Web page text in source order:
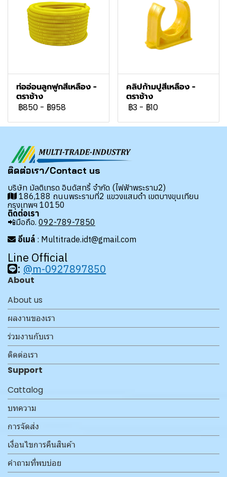
ท่ออ่อนลูกฟูกสีเหลือง -
ตราช้าง
฿850 - ฿958
คลิปก้ามปูสีเหลือง -
ตราช้าง
฿3 - ฿10
ติดต่อเรา/Contact us
บริษัท มัลติเทรด อินดัสทรี้ จำกัด (ไฟฟ้าพระราม2)
186,188 ถนนพระรามที่2 แขวงแสมดำ เขตบางขุนเทียน
กรุงเทพฯ 10150
ติดต่อเรา
📲มือถือ. 092-789-7850
อีเมล์ : Multitrade.idt@gmail.com
Line Official
: @m-0927897850
About
About us
ผลงานของเรา
ร่วมงานกับเรา
ติดต่อเรา
Support
Cattalog
บทความ
การจัดส่ง
เงื่อนไขการคืนสินค้า
คำถามที่พบบ่อย